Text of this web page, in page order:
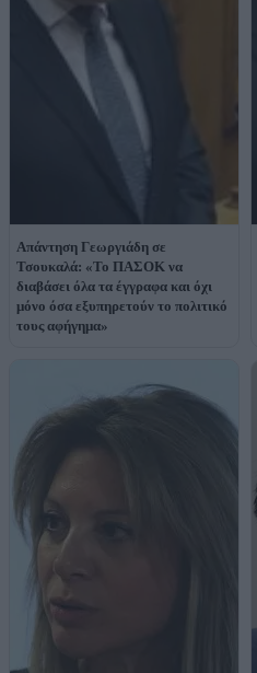
Απάντηση Γεωργιάδη σε
Τσουκαλά: «Το ΠΑΣΟΚ να
διαβάσει όλα τα έγγραφα και όχι
μόνο όσα εξυπηρετούν το πολιτικό
τους αφήγημα»